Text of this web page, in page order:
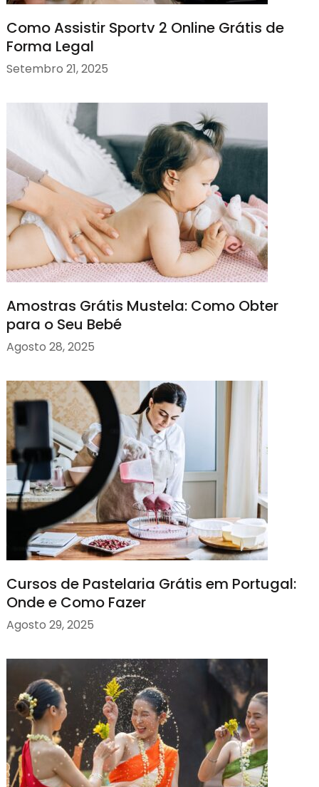
Como Assistir Sportv 2 Online Grátis de
Forma Legal
Setembro 21, 2025
Amostras Grátis Mustela: Como Obter
para o Seu Bebé
Agosto 28, 2025
Cursos de Pastelaria Grátis em Portugal:
Onde e Como Fazer
Agosto 29, 2025